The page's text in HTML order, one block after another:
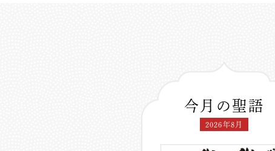
今月の聖語
2026年8月